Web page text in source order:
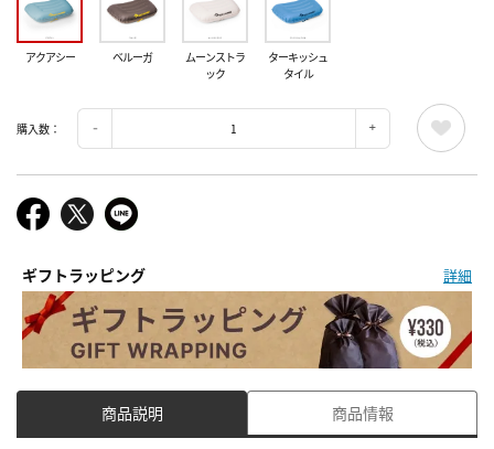
アクアシー ベルーガ
ムーンストラ
ック
ターキッシュ
タイル
購入数：
ギフトラッピング 詳細
商品説明 商品情報